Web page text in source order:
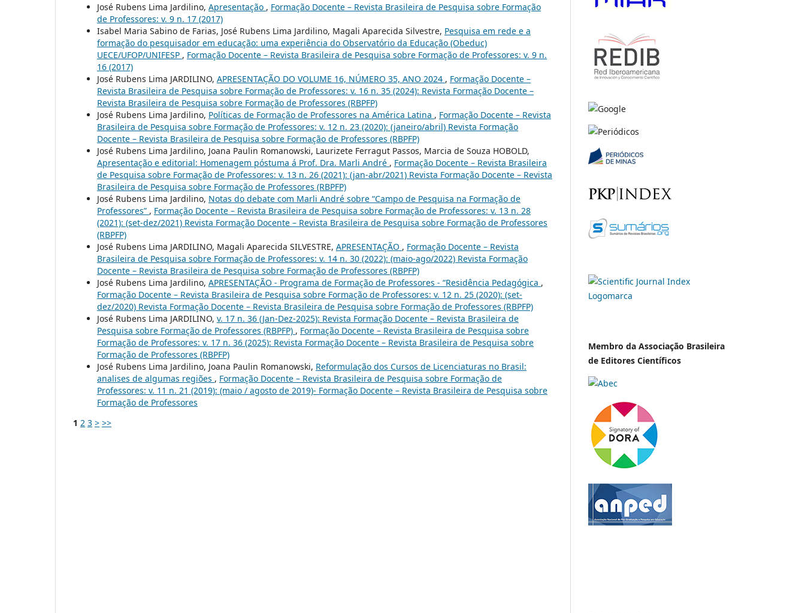
José Rubens Lima Jardilino, Apresentação , Formação Docente – Revista Brasileira de Pesquisa sobre Formação
de Professores: v. 9 n. 17 (2017)
Isabel Maria Sabino de Farias, José Rubens Lima Jardilino, Magali Aparecida Silvestre, Pesquisa em rede e a
formação do pesquisador em educação: uma experiência do Observatório da Educação (Obeduc)
UECE/UFOP/UNIFESP , Formação Docente – Revista Brasileira de Pesquisa sobre Formação de Professores: v. 9 n.
16 (2017)
José Rubens Lima JARDILINO, APRESENTAÇÃO DO VOLUME 16, NÚMERO 35, ANO 2024 , Formação Docente –
Revista Brasileira de Pesquisa sobre Formação de Professores: v. 16 n. 35 (2024): Revista Formação Docente –
Revista Brasileira de Pesquisa sobre Formação de Professores (RBPFP)
José Rubens Lima Jardilino, Políticas de Formação de Professores na América Latina , Formação Docente – Revista
Brasileira de Pesquisa sobre Formação de Professores: v. 12 n. 23 (2020): (janeiro/abril) Revista Formação
Docente – Revista Brasileira de Pesquisa sobre Formação de Professores (RBPFP)
José Rubens Lima Jardilino, Joana Paulin Romanowski, Laurizete Ferragut Passos, Marcia de Souza HOBOLD,
Apresentação e editorial: Homenagem póstuma á Prof. Dra. Marli André , Formação Docente – Revista Brasileira
de Pesquisa sobre Formação de Professores: v. 13 n. 26 (2021): (jan-abr/2021) Revista Formação Docente – Revista
Brasileira de Pesquisa sobre Formação de Professores (RBPFP)
José Rubens Lima Jardilino, Notas do debate com Marli André sobre “Campo de Pesquisa na Formação de
Professores” , Formação Docente – Revista Brasileira de Pesquisa sobre Formação de Professores: v. 13 n. 28
(2021): (set-dez/2021) Revista Formação Docente – Revista Brasileira de Pesquisa sobre Formação de Professores
(RBPFP)
José Rubens Lima JARDILINO, Magali Aparecida SILVESTRE, APRESENTAÇÃO , Formação Docente – Revista
Brasileira de Pesquisa sobre Formação de Professores: v. 14 n. 30 (2022): (maio-ago/2022) Revista Formação
Docente – Revista Brasileira de Pesquisa sobre Formação de Professores (RBPFP)
José Rubens Lima Jardilino, APRESENTAÇÃO - Programa de Formação de Professores - “Residência Pedagógica ,
Formação Docente – Revista Brasileira de Pesquisa sobre Formação de Professores: v. 12 n. 25 (2020): (set-
dez/2020) Revista Formação Docente – Revista Brasileira de Pesquisa sobre Formação de Professores (RBPFP)
José Rubens Lima JARDILINO, v. 17 n. 36 (Jan-Dez-2025): Revista Formação Docente – Revista Brasileira de
Pesquisa sobre Formação de Professores (RBPFP) , Formação Docente – Revista Brasileira de Pesquisa sobre
Formação de Professores: v. 17 n. 36 (2025): Revista Formação Docente – Revista Brasileira de Pesquisa sobre
Formação de Professores (RBPFP)
José Rubens Lima Jardilino, Joana Paulin Romanowski, Reformulação dos Cursos de Licenciaturas no Brasil:
analises de algumas regiões , Formação Docente – Revista Brasileira de Pesquisa sobre Formação de
Professores: v. 11 n. 21 (2019): (maio / agosto de 2019)- Formação Docente – Revista Brasileira de Pesquisa sobre
Formação de Professores
1 2 3 > >>
Membro da Associação Brasileira
de Editores Científicos